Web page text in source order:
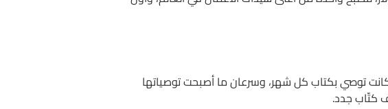
كانت توصي بكتاب كل شهر، وسرعان ما أصبحت توصياتها
كتّاب جدد.